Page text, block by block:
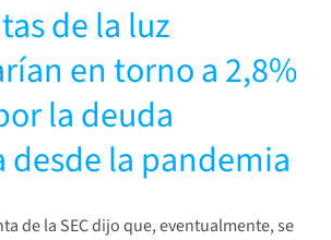
de la luz
en torno a 2,8%
la deuda
desde la pandemia
de la SEC dijo que, eventualmente, se